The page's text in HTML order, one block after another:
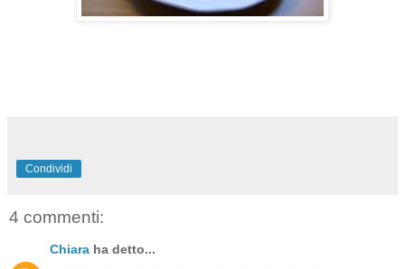
Condividi
4 commenti:
Chiara ha detto...